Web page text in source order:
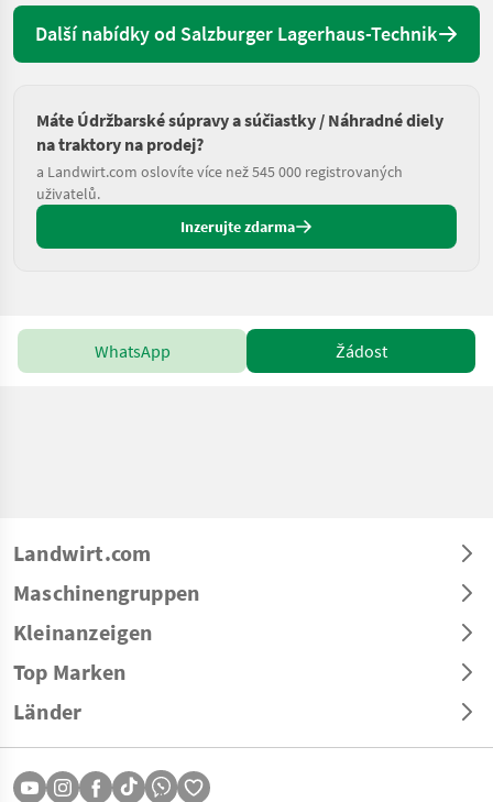
Další nabídky od Salzburger Lagerhaus-Technik
Máte Údržbarské súpravy a súčiastky / Náhradné diely
na traktory na prodej?
a Landwirt.com oslovíte více než 545 000 registrovaných
uživatelů.
Inzerujte zdarma
WhatsApp Žádost
Landwirt.com
Maschinengruppen
Kleinanzeigen
Top Marken
Länder